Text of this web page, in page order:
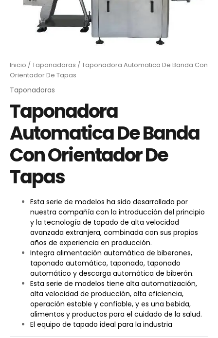
Inicio /Taponadoras / Taponadora Automatica De Banda Con
Orientador De Tapas
Taponadoras
Taponadora
Automatica De Banda
Con Orientador De
Tapas
Esta serie de modelos ha sido desarrollada por
nuestra compañía con la introducción del principio
y la tecnología de tapado de alta velocidad
avanzada extranjera, combinada con sus propios
años de experiencia en producción.
Integra alimentación automática de biberones,
taponado automático, taponado, taponado
automático y descarga automática de biberón.
Esta serie de modelos tiene alta automatización,
alta velocidad de producción, alta eficiencia,
operación estable y confiable, y es una bebida,
alimentos y productos para el cuidado de la salud.
El equipo de tapado ideal para la industria